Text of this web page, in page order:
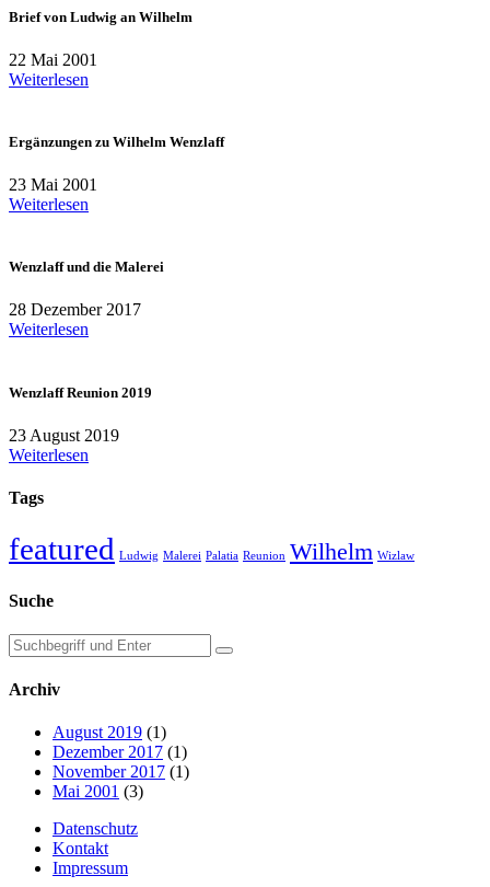
Brief von Ludwig an Wilhelm
22 Mai 2001
Weiterlesen
Ergänzungen zu Wilhelm Wenzlaff
23 Mai 2001
Weiterlesen
Wenzlaff und die Malerei
28 Dezember 2017
Weiterlesen
Wenzlaff Reunion 2019
23 August 2019
Weiterlesen
Tags
featured Ludwig Malerei Palatia Reunion Wilhelm Wizlaw
Suche
Archiv
August 2019 (1)
Dezember 2017 (1)
November 2017 (1)
Mai 2001 (3)
Datenschutz
Kontakt
Impressum